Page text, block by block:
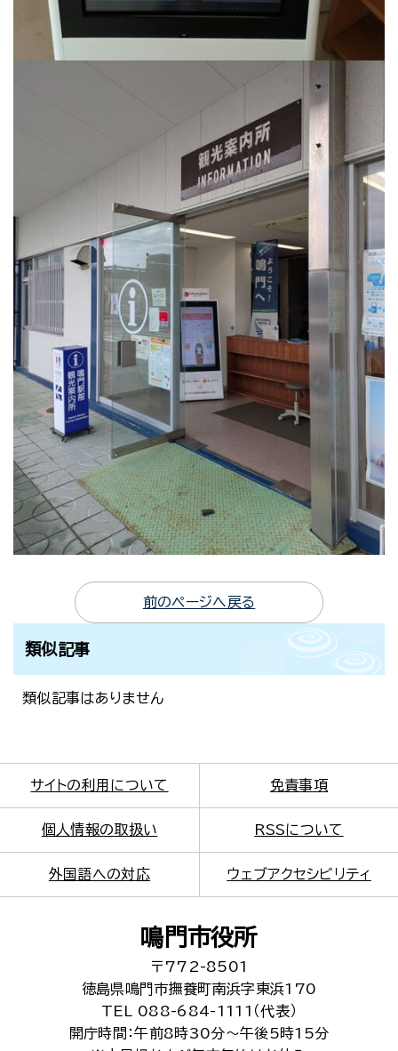
前のページへ戻る
類似記事
類似記事はありません
サイトの利用について 免責事項
個人情報の取扱い RSSについて
外国語への対応 ウェブアクセシビリティ
鳴門市役所
〒772-8501
徳島県鳴門市撫養町南浜字東浜170
TEL 088-684-1111（代表）
開庁時間：午前8時30分～午後5時15分